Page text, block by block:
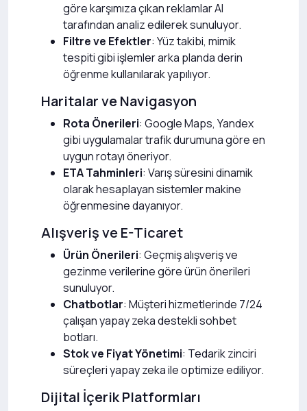
göre karşımıza çıkan reklamlar AI
tarafından analiz edilerek sunuluyor.
Filtre ve Efektler: Yüz takibi, mimik
tespiti gibi işlemler arka planda derin
öğrenme kullanılarak yapılıyor.
Haritalar ve Navigasyon
Rota Önerileri: Google Maps, Yandex
gibi uygulamalar trafik durumuna göre en
uygun rotayı öneriyor.
ETA Tahminleri: Varış süresini dinamik
olarak hesaplayan sistemler makine
öğrenmesine dayanıyor.
Alışveriş ve E-Ticaret
Ürün Önerileri: Geçmiş alışveriş ve
gezinme verilerine göre ürün önerileri
sunuluyor.
Chatbotlar: Müşteri hizmetlerinde 7/24
çalışan yapay zeka destekli sohbet
botları.
Stok ve Fiyat Yönetimi: Tedarik zinciri
süreçleri yapay zeka ile optimize ediliyor.
Dijital İçerik Platformları